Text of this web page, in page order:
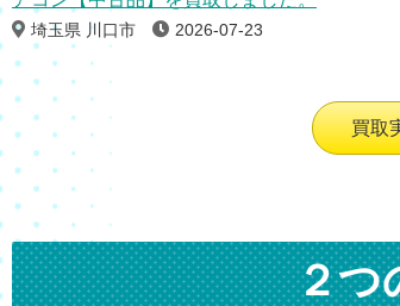
埼玉県 川口市 2026-07-23
買取
２つ